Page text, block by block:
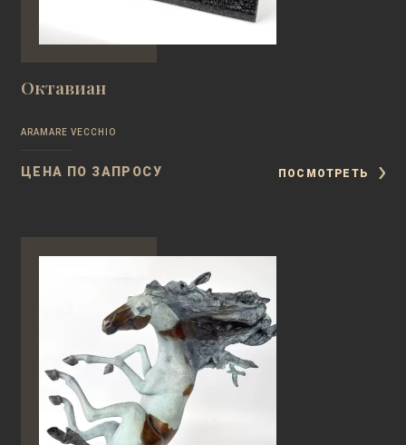
Октавиан
ARAMARE VECCHIO
ЦЕНА ПО ЗАПРОСУ ПОСМОТРЕТЬ